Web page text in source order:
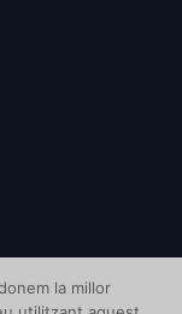
la millor